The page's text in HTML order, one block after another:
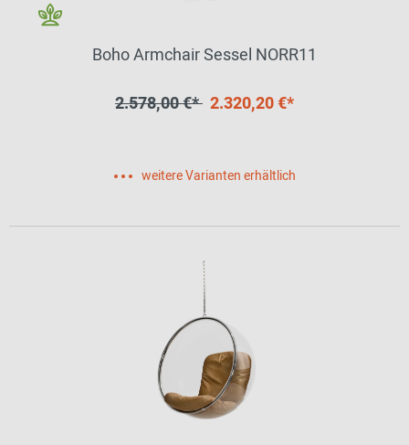
Boho Armchair Sessel NORR11
2.578,00 €* 2.320,20 €*
weitere Varianten erhältlich